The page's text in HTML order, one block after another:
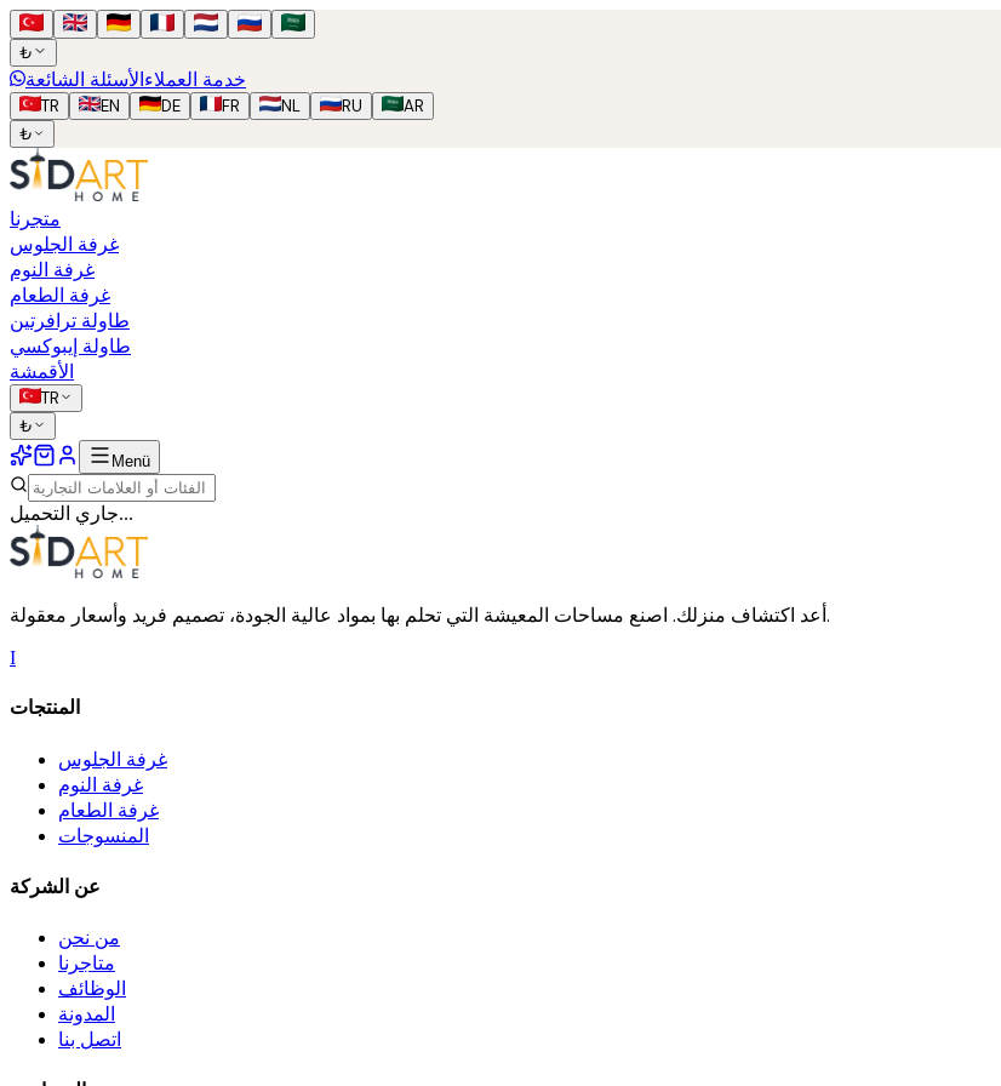
₺
خدمة العملاءالأسئلة الشائعة
TR EN DE FR NL RU
AR
₺
متجرنا
غرفة الجلوس
غرفة النوم
غرفة الطعام
طاولة ترافرتين
طاولة إيبوكسي
الأقمشة
TR
₺
Menü
جاري التحميل...
أعد اكتشاف منزلك. اصنع مساحات المعيشة التي تحلم بها بمواد عالية الجودة، تصميم فريد وأسعار معقولة.
I
المنتجات
غرفة الجلوس
غرفة النوم
غرفة الطعام
المنسوجات
عن الشركة
من نحن
متاجرنا
الوظائف
المدونة
اتصل بنا